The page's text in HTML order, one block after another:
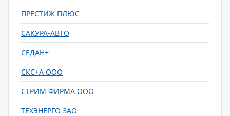
ПРЕСТИЖ ПЛЮС
САКУРА-АВТО
СЕДАН+
СКС+А ООО
СТРИМ ФИРМА ООО
ТЕХЭНЕРГО ЗАО